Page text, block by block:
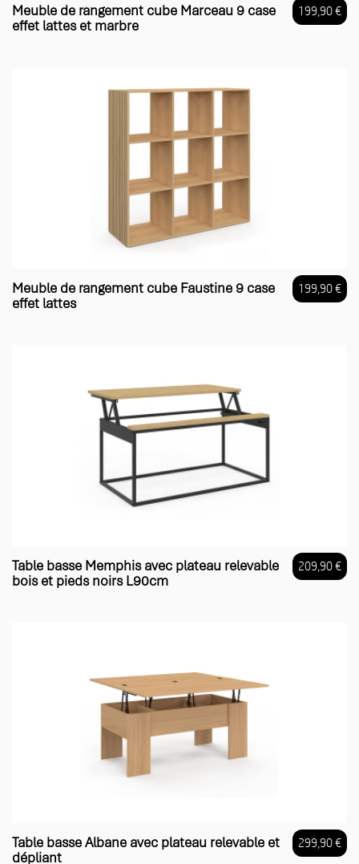
Meuble de rangement cube Marceau 9 case
effet lattes et marbre
Prix
199,90 €
Meuble de rangement cube Faustine 9 case
effet lattes
Prix
199,90 €
Table basse Memphis avec plateau relevable
bois et pieds noirs L90cm
Prix
209,90 €
Table basse Albane avec plateau relevable et
dépliant
299,90 €